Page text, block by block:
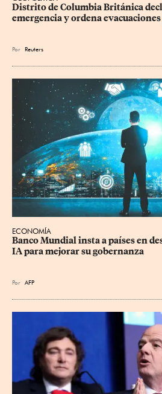
Distrito de Columbia Británica
emergencia y ordena
Por Reuters
ECONOMÍA
Banco Mundial insta a países en
IA para mejorar su gobernanza
Por AFP